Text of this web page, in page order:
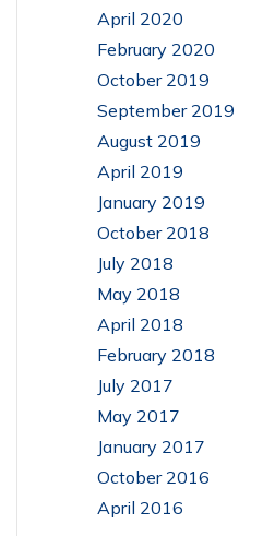
April 2020
February 2020
October 2019
September 2019
August 2019
April 2019
January 2019
October 2018
July 2018
May 2018
April 2018
February 2018
July 2017
May 2017
January 2017
October 2016
April 2016